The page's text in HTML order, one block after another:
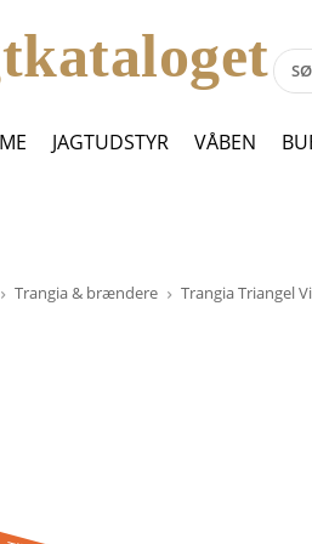
JAGTUDSTYR VÅBEN
Trangia & brændere Trangia Triangel